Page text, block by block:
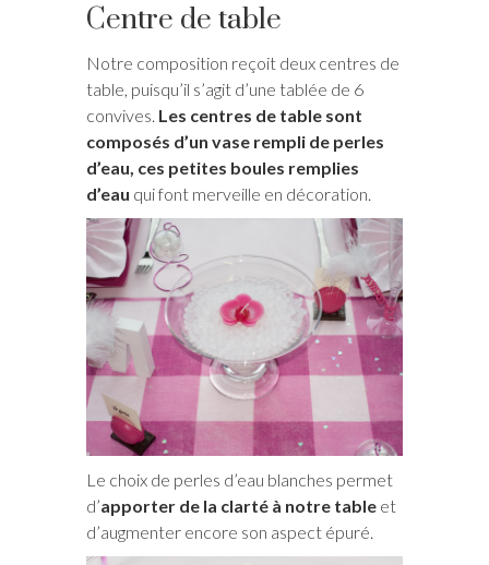
Centre de table
Notre composition reçoit deux centres de
table, puisqu’il s’agit d’une tablée de 6
convives. Les centres de table sont
composés d’un vase rempli de perles
d’eau, ces petites boules remplies
d’eau qui font merveille en décoration.
Le choix de perles d’eau blanches permet
d’apporter de la clarté à notre table et
d’augmenter encore son aspect épuré.